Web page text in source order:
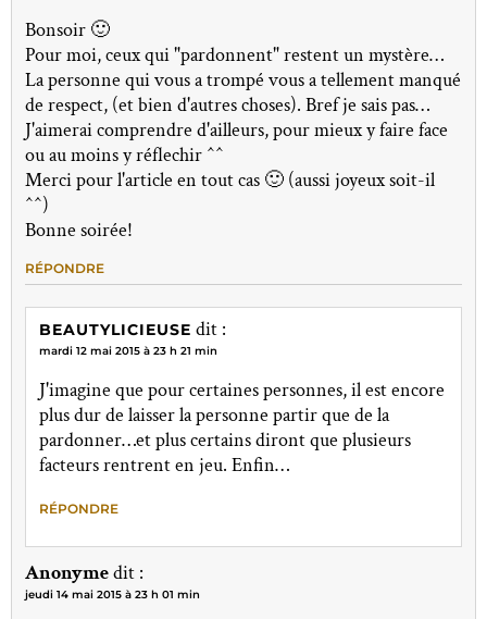
Bonsoir 🙂
Pour moi, ceux qui "pardonnent" restent un mystère…
La personne qui vous a trompé vous a tellement manqué
de respect, (et bien d'autres choses). Bref je sais pas…
J'aimerai comprendre d'ailleurs, pour mieux y faire face
ou au moins y réflechir ^^
Merci pour l'article en tout cas 🙂 (aussi joyeux soit-il
^^)
Bonne soirée!
RÉPONDRE
BEAUTYLICIEUSE dit :
mardi 12 mai 2015 à 23 h 21 min
J'imagine que pour certaines personnes, il est encore
plus dur de laisser la personne partir que de la
pardonner…et plus certains diront que plusieurs
facteurs rentrent en jeu. Enfin…
RÉPONDRE
Anonymedit :
jeudi 14 mai 2015 à 23 h 01 min